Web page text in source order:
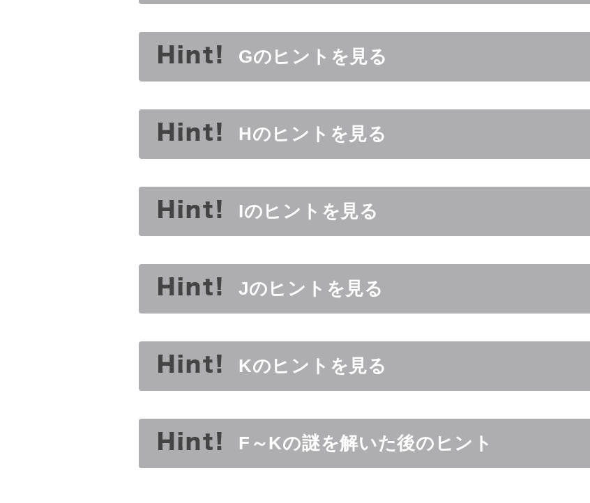
Gのヒントを見る
Hのヒントを見る
Iのヒントを見る
Jのヒントを見る
Kのヒントを見る
F～Kの謎を解いた後のヒント